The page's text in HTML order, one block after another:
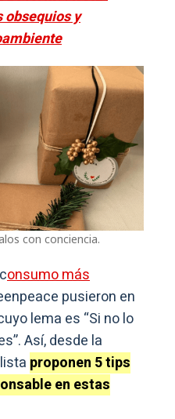
y
con conciencia.
onsumo más
pusieron en
lema es “Si no lo
Así, desde la
proponen 5 tips
en estas